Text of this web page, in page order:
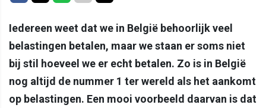
Iedereen weet dat we in België behoorlijk veel
belastingen betalen, maar we staan er soms niet
bij stil hoeveel we er echt betalen. Zo is in België
nog altijd de nummer 1 ter wereld als het aankomt
op belastingen. Een mooi voorbeeld daarvan is dat